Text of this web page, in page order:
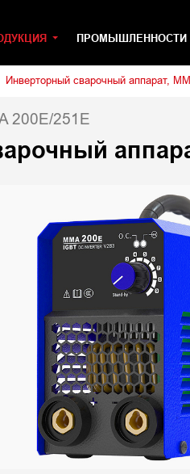
ПРОМЫШЛЕННОСТИ
Инверторный сварочный аппарат,
200E/251E